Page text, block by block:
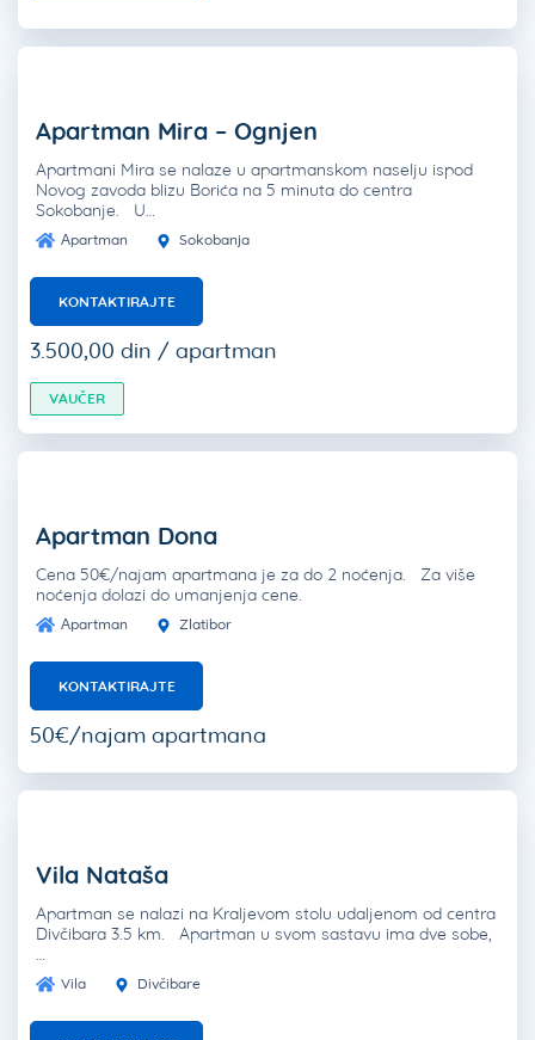
Apartman Mira – Ognjen
Apartmani Mira se nalaze u apartmanskom naselju ispod
Novog zavoda blizu Borića na 5 minuta do centra
Sokobanje. U…
Apartman Sokobanja
KONTAKTIRAJTE
3.500,00 din / apartman
VAUČER
Apartman Dona
Cena 50€/najam apartmana je za do 2 noćenja. Za više
noćenja dolazi do umanjenja cene.
Apartman Zlatibor
KONTAKTIRAJTE
50€/najam apartmana
Vila Nataša
Apartman se nalazi na Kraljevom stolu udaljenom od centra
Divčibara 3.5 km. Apartman u svom sastavu ima dve sobe,
…
Vila Divčibare